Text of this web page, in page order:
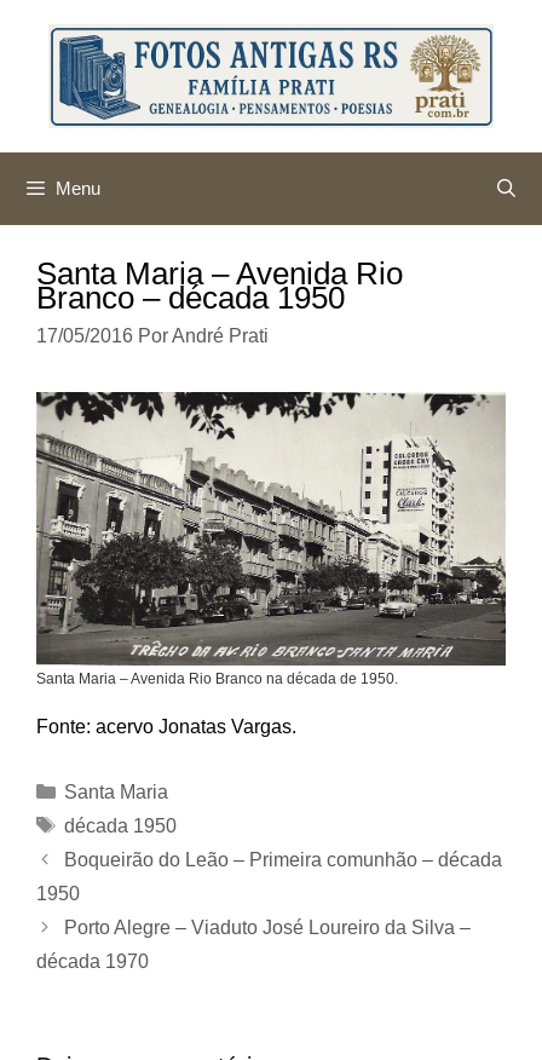
conteúdo
Menu
Santa Maria – Avenida Rio
Branco – década 1950
17/05/2016 PorAndré Prati
Santa Maria – Avenida Rio Branco na década de 1950.
Fonte: acervo Jonatas Vargas.
Categorias
Santa Maria
Tags
década 1950
Boqueirão do Leão – Primeira comunhão – década
1950
Porto Alegre – Viaduto José Loureiro da Silva –
década 1970